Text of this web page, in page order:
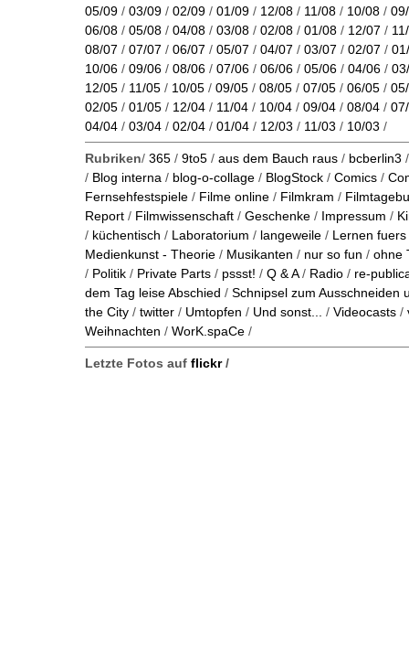
05/09 / 03/09 / 02/09 / 01/09 / 12/08 / 11/08 / 10/08 /
06/08 / 05/08 / 04/08 / 03/08 / 02/08 / 01/08 / 12/07 /
08/07 / 07/07 / 06/07 / 05/07 / 04/07 / 03/07 / 02/07 /
10/06 / 09/06 / 08/06 / 07/06 / 06/06 / 05/06 / 04/06 /
12/05 / 11/05 / 10/05 / 09/05 / 08/05 / 07/05 / 06/05 /
02/05 / 01/05 / 12/04 / 11/04 / 10/04 / 09/04 / 08/04 /
04/04 / 03/04 / 02/04 / 01/04 / 12/03 / 11/03 / 10/03 /
Rubriken/ 365 / 9to5 / aus dem Bauch raus / bcberlin3
/ Blog interna / blog-o-collage / BlogStock / Comics /
Fernsehfestspiele / Filme online / Filmkram /
Report / Filmwissenschaft / Geschenke / Impressum /
/ küchentisch / Laboratorium / langeweile / Lernen
Medienkunst - Theorie / Musikanten / nur so fun / ohne
/ Politik / Private Parts / pssst! / Q & A/ Radio / re-
dem Tag leise Abschied / Schnipsel zum Ausschneiden
the City / twitter / Umtopfen / Und sonst... / Videocasts /
Weihnachten / WorK.spaCe /
Letzte Fotos auf flickr/